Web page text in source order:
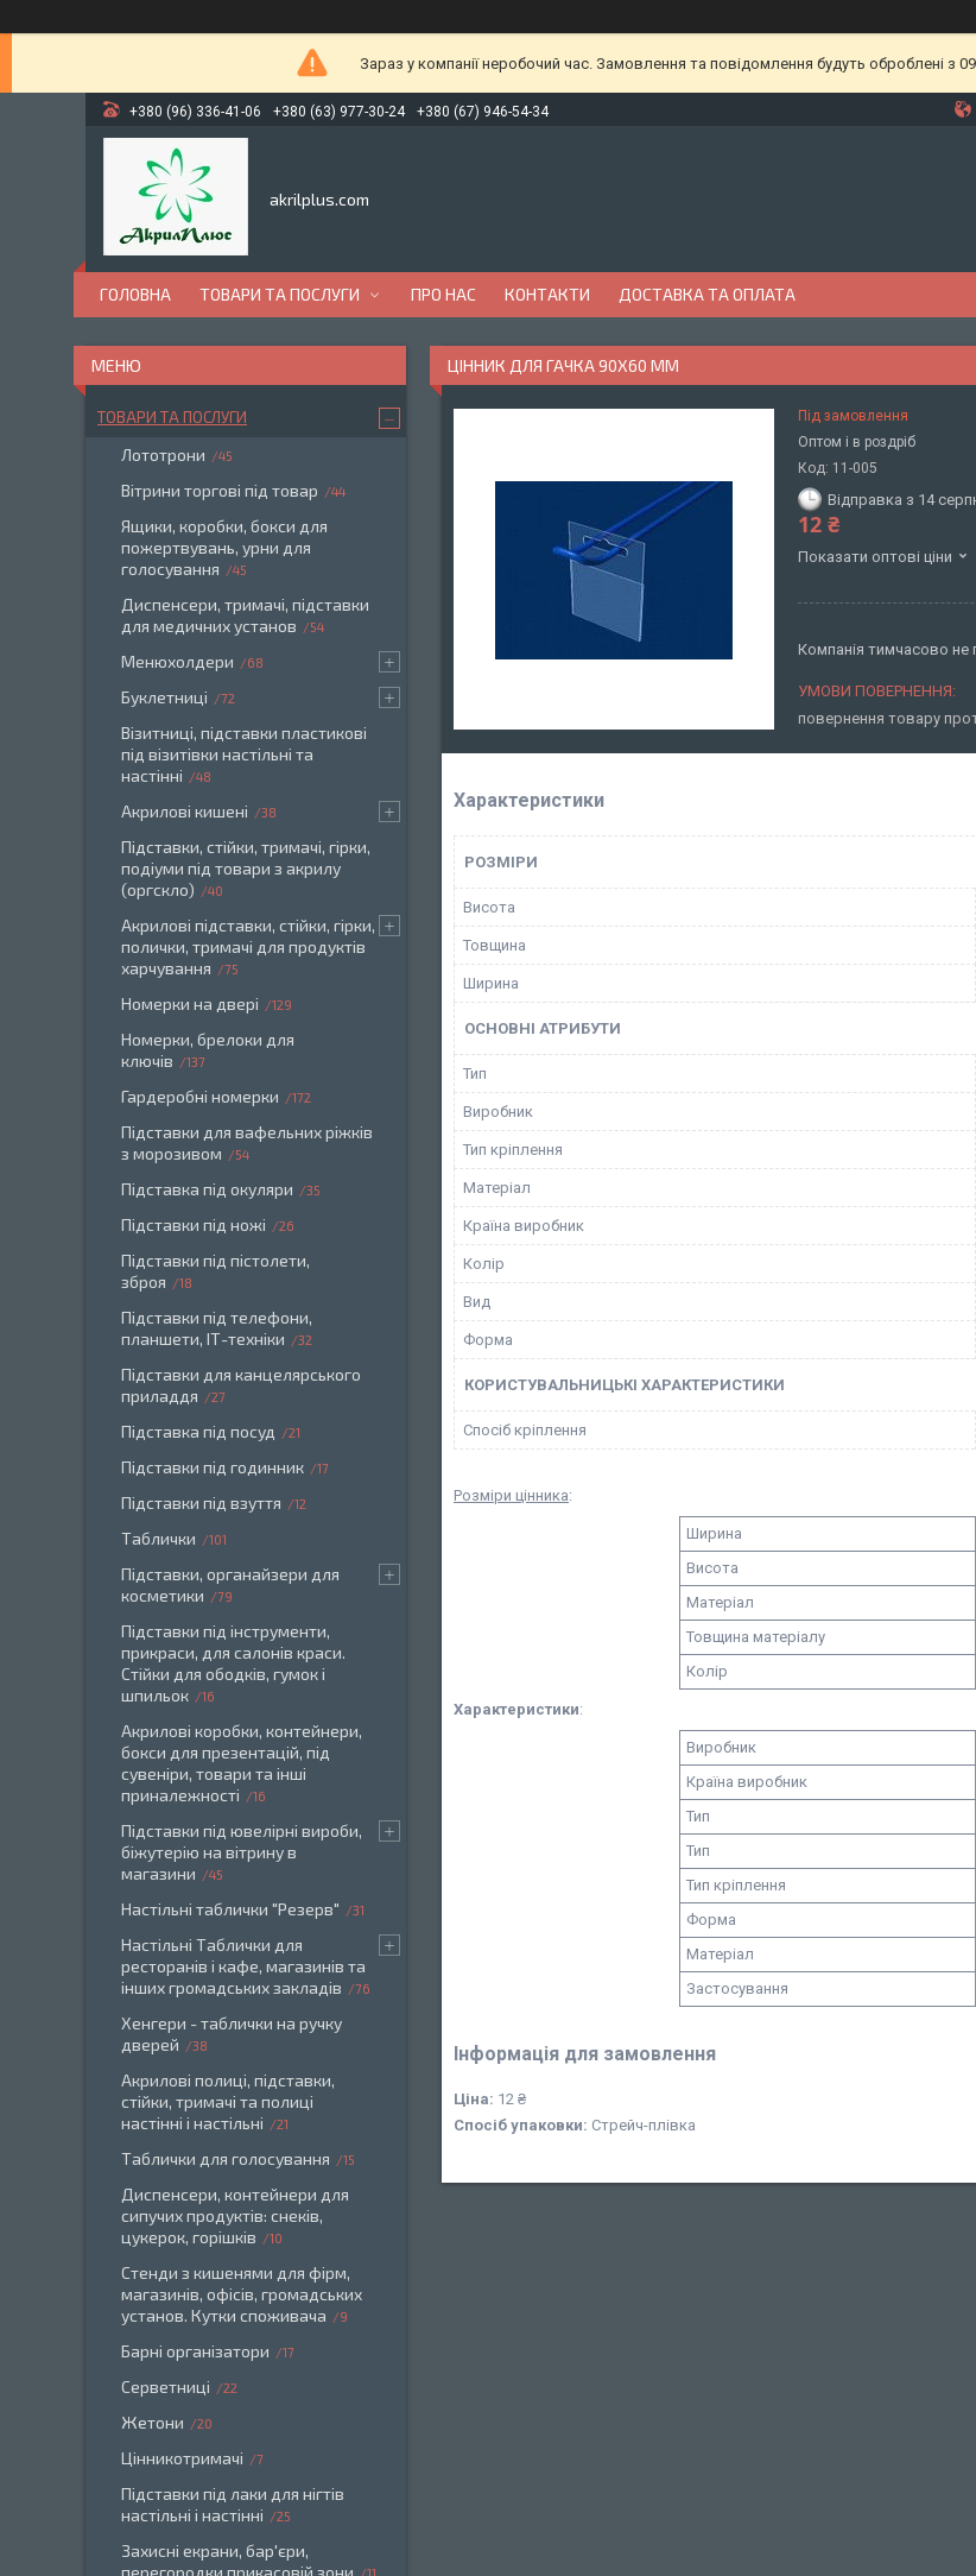
Зараз у компанії неробочий час. Замовлення та повідомлення будуть оброблені з
+380 (96) 336-41-06 +380 (63) 977-30-24 +380 (67) 946-54-34
akrilplus.com
ГОЛОВНА ТОВАРИ ТА ПОСЛУГИ ПРО НАС КОНТАКТИ ДОСТАВКА ТА ОПЛАТА
ЦІННИК ДЛЯ ГАЧКА 90Х60 ММ
Під замовлення
Оптом і в роздріб
Код: 11-005
Відправка з 14
12 ₴
Показати оптові ціни
Компанія тимчасово
повернення товару
Характеристики
РОЗМІРИ
Висота
Товщина
Ширина
ОСНОВНІ АТРИБУТИ
Тип
Виробник
Тип кріплення
Матеріал
Країна виробник
Колір
Вид
Форма
КОРИСТУВАЛЬНИЦЬКІ ХАРАКТЕРИСТИКИ
Спосіб кріплення
Розміри цінника:
Ширина
Висота
Матеріал
Товщина матеріалу
Колір
Характеристики:
Виробник
Країна виробник
Тип
Тип
Тип кріплення
Форма
Матеріал
Застосування
Інформація для замовлення
Ціна: 12 ₴
Спосіб упаковки: Стрейч-плівка
ТОВАРИ ТА ПОСЛУГИ
Лототрони 45
Вітрини торгові під товар 44
Ящики, коробки, бокси для
пожертвувань, урни для
голосування
45
Диспенсери, тримачі, підставки
для медичних установ
54
Менюхолдери 68
Буклетниці 72
Візитниці, підставки пластикові
під візитівки настільні та
настінні
48
Акрилові кишені 38
Підставки, стійки, тримачі, гірки,
подіуми під товари з акрилу
(оргскло)
40
Акрилові підставки, стійки, гірки,
полички, тримачі для продуктів
харчування
75
Номерки на двері 129
Номерки, брелоки для
ключів
137
Гардеробні номерки 172
Підставки для вафельних ріжків
з морозивом
54
Підставка під окуляри 35
Підставки під ножі 26
Підставки під пістолети,
зброя
18
Підставки під телефони,
планшети, ІТ-техніки
32
Підставки для канцелярського
приладдя
27
Підставка під посуд 21
Підставки під годинник 17
Підставки під взуття 12
Таблички 101
Підставки, органайзери для
косметики
79
Підставки під інструменти,
прикраси, для салонів краси.
Стійки для ободків, гумок і
шпильок
16
Акрилові коробки, контейнери,
бокси для презентацій, під
сувеніри, товари та інші
приналежності
16
Підставки під ювелірні вироби,
біжутерію на вітрину в
магазини
45
Настільні таблички "Резерв" 31
Настільні Таблички для
ресторанів і кафе, магазинів та
інших громадських закладів
76
Хенгери - таблички на ручку
дверей
38
Акрилові полиці, підставки,
стійки, тримачі та полиці
настінні і настільні
21
Таблички для голосування 15
Диспенсери, контейнери для
сипучих продуктів: снеків,
цукерок, горішків
10
Стенди з кишенями для фірм,
магазинів, офісів, громадських
установ. Кутки споживача
9
Барні організатори 17
Серветниці 22
Жетони 20
Цінникотримачі 7
Підставки під лаки для нігтів
настільні і настінні
25
Захисні екрани, бар'єри,
перегородки прикасовій зони